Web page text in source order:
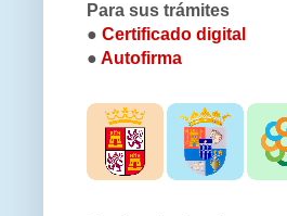
Para sus trámites
● Certificado digital
● Autofirma